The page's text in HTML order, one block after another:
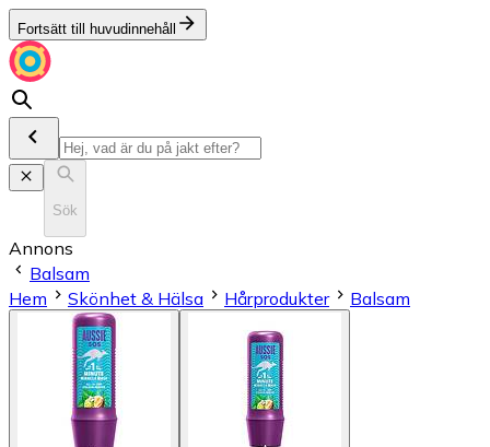
Fortsätt till huvudinnehåll
Sök
Annons
Balsam
Hem
Skönhet & Hälsa Hårprodukter Balsam